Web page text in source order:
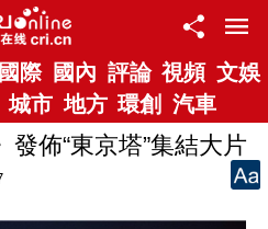
國際 國內 評論 視頻 文娛
城市 地方 環創 汽車
佈“東京塔”集結大片